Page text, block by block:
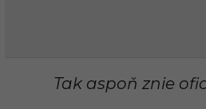
Tak aspoň znie